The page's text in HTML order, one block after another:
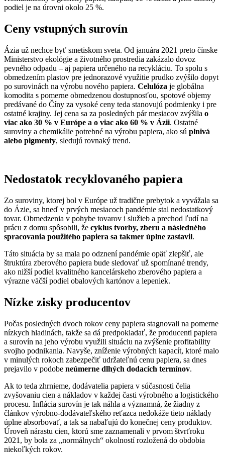
podiel je na úrovni okolo 25 %.
Ceny vstupných surovín
Ázia už nechce byť smetiskom sveta. Od januára 2021 preto čínske
Ministerstvo ekológie a životného prostredia zakázalo dovoz
pevného odpadu – aj papiera určeného na recykláciu. To spolu s
obmedzením plastov pre jednorazové využitie prudko zvýšilo dopyt
po surovinách na výrobu nového papiera. Celulóza je globálna
komodita s pomerne obmedzenou dostupnosťou, spotové objemy
predávané do Číny za vysoké ceny teda stanovujú podmienky i pre
ostatné krajiny. Jej cena sa za posledných pár mesiacov zvýšila o
viac ako 30 % v Európe a o viac ako 60 % v Ázii. Ostatné
suroviny a chemikálie potrebné na výrobu papiera, ako sú plnivá
alebo pigmenty, sledujú rovnaký trend.
Nedostatok recyklovaného papiera
Zo suroviny, ktorej bol v Európe už tradične prebytok a vyvážala sa
do Ázie, sa hneď v prvých mesiacoch pandémie stal nedostatkový
tovar. Obmedzenia v pohybe tovarov i služieb a prechod ľudí na
prácu z domu spôsobili, že cyklus tvorby, zberu a následného
spracovania použitého papiera sa takmer úplne zastavil.
Táto situácia by sa mala po odznení pandémie opäť zlepšiť, ale
štruktúra zberového papiera bude sledovať už spomínané trendy,
ako nižší podiel kvalitného kancelárskeho zberového papiera a
výrazne väčší podiel obalových kartónov a lepeniek.
Nízke zisky producentov
Počas posledných dvoch rokov ceny papiera stagnovali na pomerne
nízkych hladinách, takže sa dá predpokladať, že producenti papiera
a surovín na jeho výrobu využili situáciu na zvýšenie profitability
svojho podnikania. Navyše, zníženie výrobných kapacít, ktoré malo
v minulých rokoch zabezpečiť udržateľnú cenu papiera, sa dnes
prejavilo v podobe neúmerne dlhých dodacích termínov.
Ak to teda zhrnieme, dodávatelia papiera v súčasnosti čelia
zvyšovaniu cien a nákladov v každej časti výrobného a logistického
procesu. Inflácia surovín je tak náhla a významná, že žiadny z
článkov výrobno-dodávateľského reťazca nedokáže tieto náklady
úplne absorbovať, a tak sa nabaľujú do konečnej ceny produktov.
Úroveň nárastu cien, ktorú sme zaznamenali v prvom štvrťroku
2021, by bola za „normálnych“ okolností rozložená do obdobia
niekoľkých rokov.